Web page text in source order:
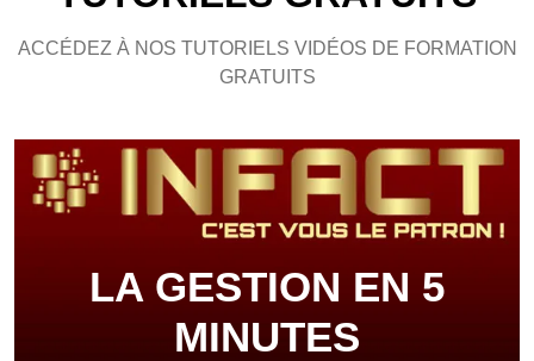
ACCÉDEZ À NOS TUTORIELS VIDÉOS DE FORMATION
GRATUITS
LA GESTION EN 5
MINUTES